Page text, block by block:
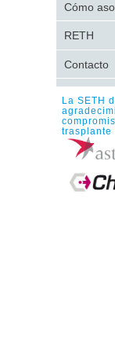
Cómo
RETH
Contacto
La SETH
trasplante